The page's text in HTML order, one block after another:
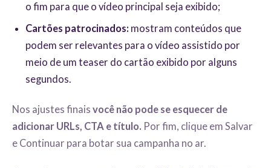
o fim para que o vídeo principal seja exibido;
Cartões patrocinados: mostram conteúdos que
podem ser relevantes para o vídeo assistido por
meio de um teaser do cartão exibido por alguns
segundos.
Nos ajustes finais você não pode se esquecer de
adicionar URLs, CTA e título. Por fim, clique em Salvar
e Continuar para botar sua campanha no ar.